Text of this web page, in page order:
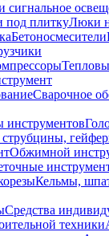
плиткуЛюки
Бетоносмесители
Сварочное
инструментов
Обжимной
Кельмы,
Средства
техники